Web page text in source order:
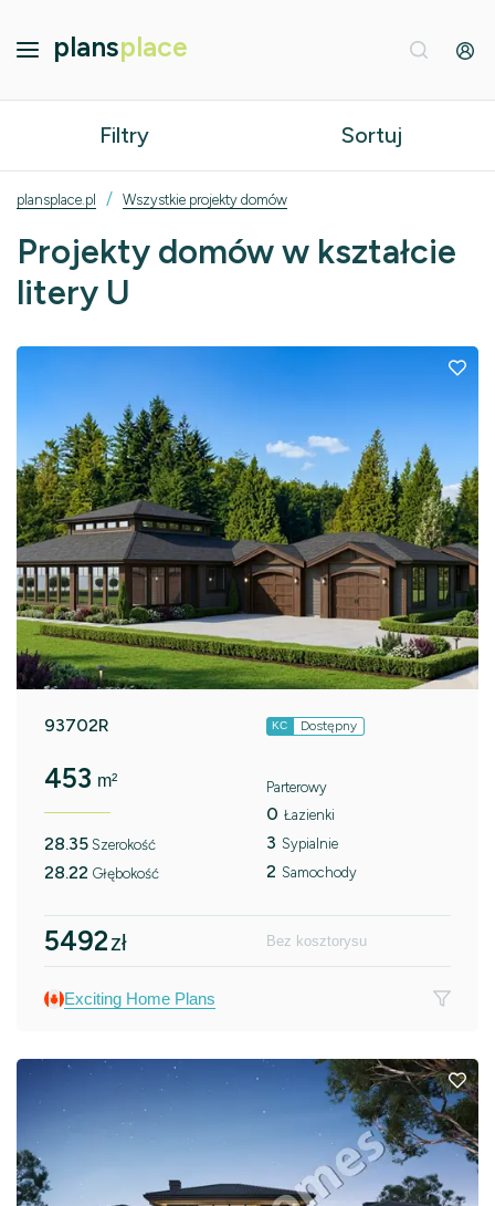
plansplace
Filtry Sortuj
plansplace.pl / Wszystkie projekty domów
Projekty domów w kształcie
litery U
93702R KC Dostępny
453 m²
28.35 Szerokość
28.22 Głębokość
Parterowy
0 Łazienki
3 Sypialnie
2 Samochody
5492zł Bez kosztorysu
Exciting Home Plans